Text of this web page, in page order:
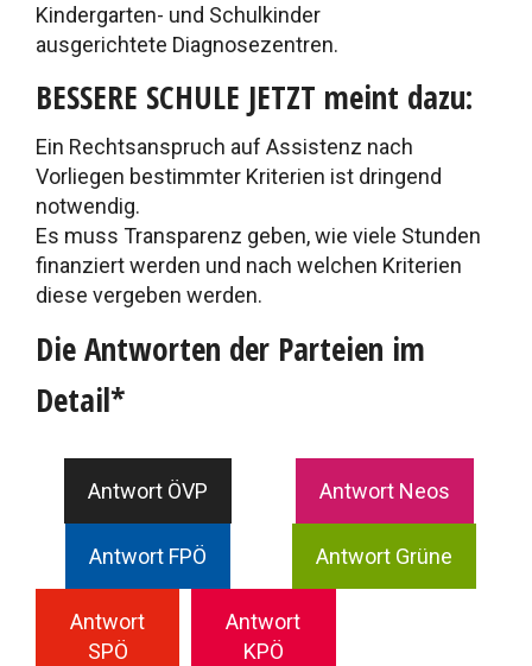
Kindergarten- und Schulkinder
ausgerichtete Diagnosezentren.
BESSERE SCHULE JETZT meint dazu:
Ein Rechtsanspruch auf Assistenz nach
Vorliegen bestimmter Kriterien ist dringend
notwendig.
Es muss Transparenz geben, wie viele Stunden
finanziert werden und nach welchen Kriterien
diese vergeben werden.
Die Antworten der Parteien im
Detail*
Antwort ÖVP Antwort Neos
Antwort FPÖ Antwort Grüne
Antwort
SPÖ
Antwort
KPÖ